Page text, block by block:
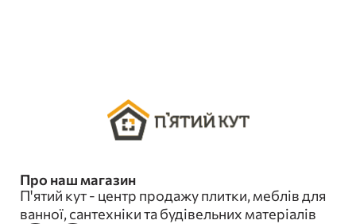
Про наш магазин
П'ятий кут - центр продажу плитки, меблів для
ванної, сантехніки та будівельних матеріалів